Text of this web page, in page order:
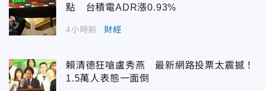
點 台積電ADR漲0.93%
4小時前 財經
賴清德狂嗆盧秀燕 最新網路投票太震撼！
1.5萬人表態一面倒